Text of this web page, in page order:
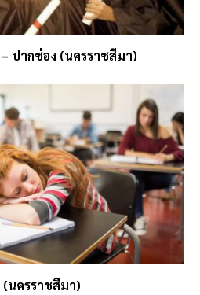
ปากช่อง (นครราชสีมา)
(นครราชสีมา)